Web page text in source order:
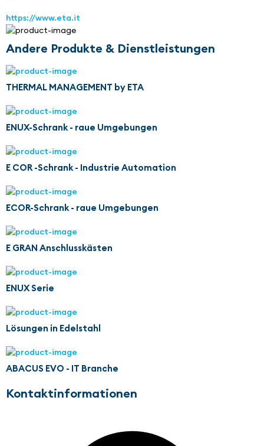
https://www.eta.it
Andere Produkte & Dienstleistungen
THERMAL MANAGEMENT by ETA
ENUX-Schrank - raue Umgebungen
E COR -Schrank - Industrie Automation
ECOR-Schrank - raue Umgebungen
E GRAN Anschlusskästen
ENUX Serie
Lösungen in Edelstahl
ABACUS EVO - IT Branche
Kontaktinformationen